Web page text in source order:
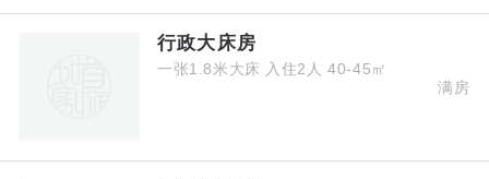
行政大床房
一张1.8米大床 入住2人 40-45㎡
满房